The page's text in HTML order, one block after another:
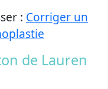
: Corriger un
de Lauren